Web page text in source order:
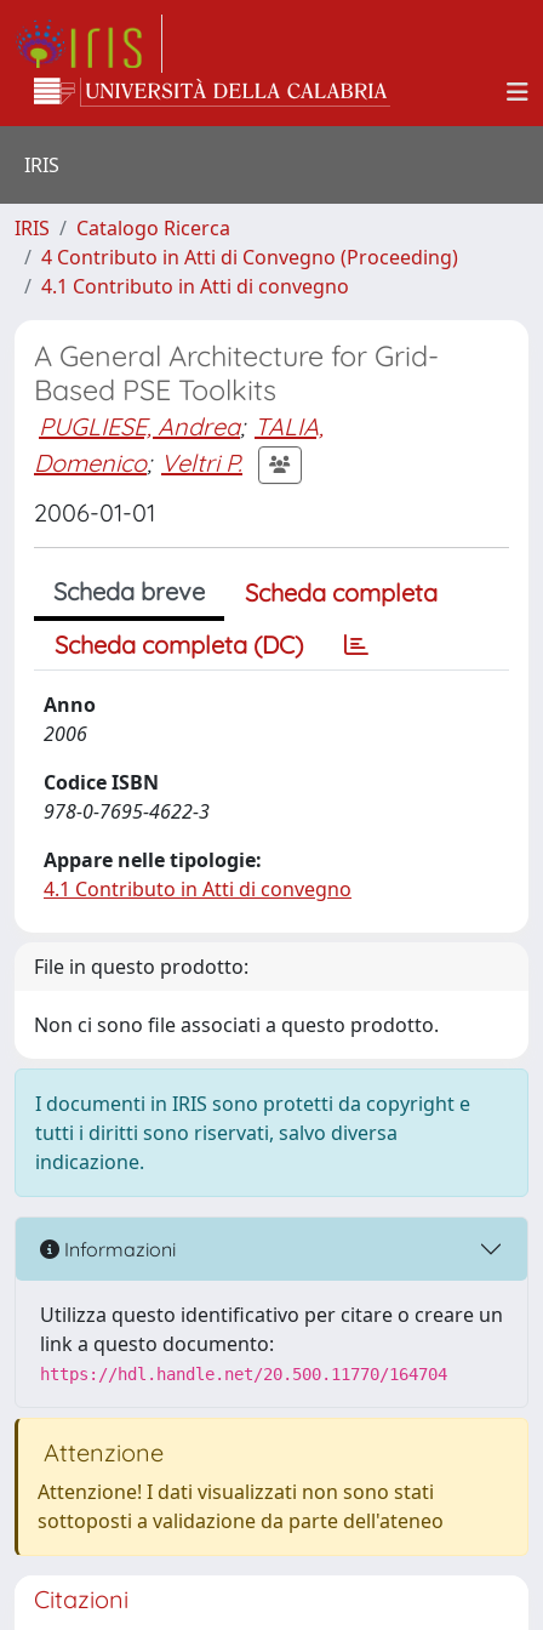
IRIS
IRIS
Catalogo Ricerca
4 Contributo in Atti di Convegno (Proceeding)
4.1 Contributo in Atti di convegno
A General Architecture for Grid-
Based PSE Toolkits
PUGLIESE, Andrea; TALIA,
Domenico; Veltri P.
2006-01-01
Scheda breve
Scheda completa
Scheda completa (DC)
Anno
2006
Codice ISBN
978-0-7695-4622-3
Appare nelle tipologie:
4.1 Contributo in Atti di convegno
File in questo prodotto:
Non ci sono file associati a questo prodotto.
I documenti in IRIS sono protetti da copyright e
tutti i diritti sono riservati, salvo diversa
indicazione.
Informazioni
Utilizza questo identificativo per citare o creare un
link a questo documento:
https://hdl.handle.net/20.500.11770/164704
Attenzione
Attenzione! I dati visualizzati non sono stati
sottoposti a validazione da parte dell'ateneo
Citazioni